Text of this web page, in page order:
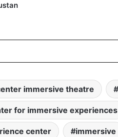
immersive theatre
for immersive experiences
center immersive